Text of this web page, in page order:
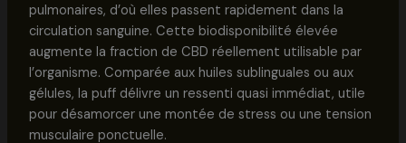
pulmonaires, d’où elles passent rapidement dans la
circulation sanguine. Cette biodisponibilité élevée
augmente la fraction de CBD réellement utilisable par
l’organisme. Comparée aux huiles sublinguales ou aux
gélules, la puff délivre un ressenti quasi immédiat, utile
pour désamorcer une montée de stress ou une tension
musculaire ponctuelle.